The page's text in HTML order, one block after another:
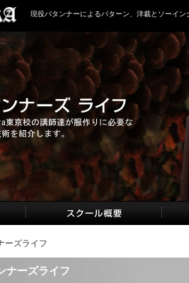
現役パタンナーによるパターン、洋裁とソーイン
ーズライフ
ナーズライフ